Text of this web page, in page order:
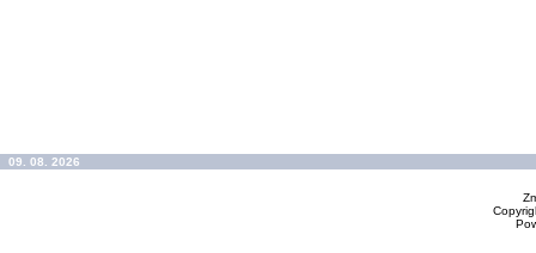
09. 08. 2026